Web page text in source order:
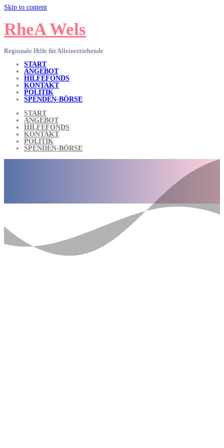
Skip to content
RheA Wels
Regionale Hilfe für Alleinerziehende
START
ANGEBOT
HILFEFONDS
KONTAKT
POLITIK
SPENDEN-BÖRSE
START
ANGEBOT
HILFEFONDS
KONTAKT
POLITIK
SPENDEN-BÖRSE